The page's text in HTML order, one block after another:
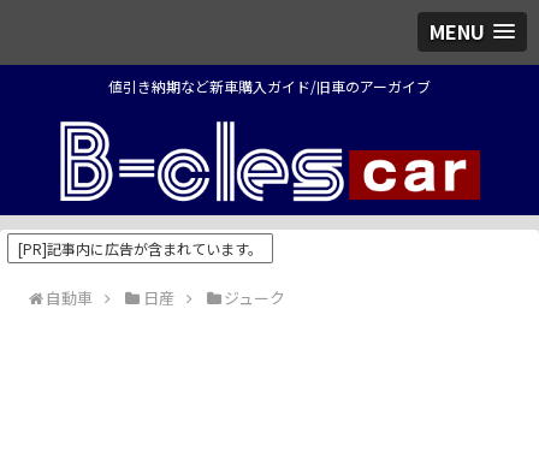
MENU
値引き納期など新車購入ガイド/旧車のアーガイブ
[PR]記事内に広告が含まれています。
自動車 日産 ジューク